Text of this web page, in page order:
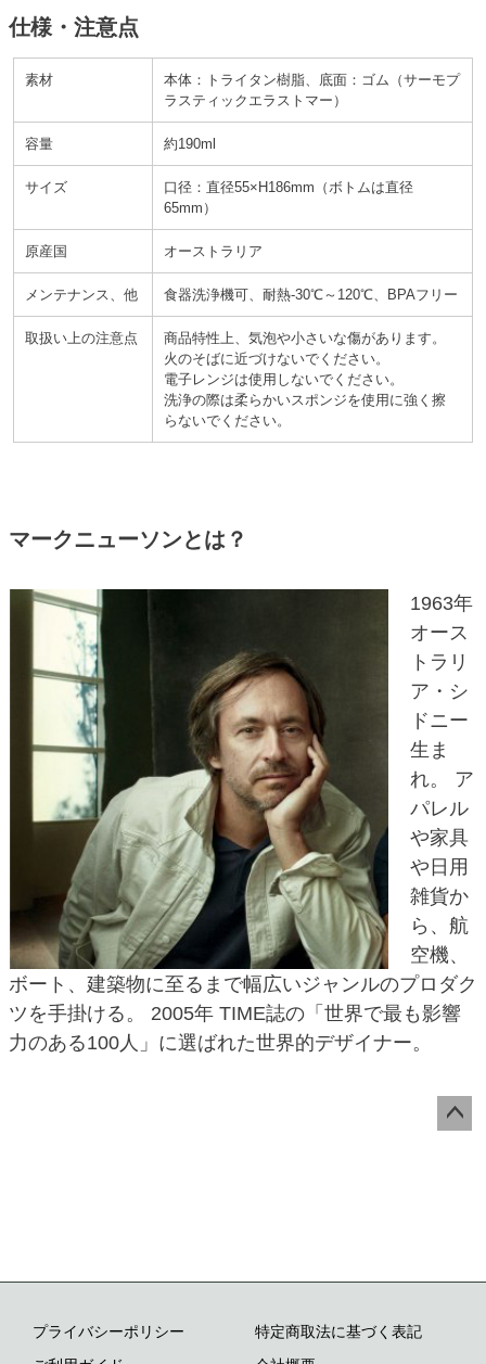
仕様・注意点
素材
本体：トライタン樹脂、底面：ゴム（サーモプ
ラスティックエラストマー）
容量 約190ml
サイズ
口径：直径55×H186mm（ボトムは直径
65mm）
原産国 オーストラリア
メンテナンス、他 食器洗浄機可、耐熱-30℃～120℃、BPAフリー
取扱い上の注意点
商品特性上、気泡や小さいな傷があります。
火のそばに近づけないでください。
電子レンジは使用しないでください。
洗浄の際は柔らかいスポンジを使用に強く擦
らないでください。
マークニューソンとは？
1963年
オース
トラリ
ア・シ
ドニー
生ま
れ。 ア
パレル
や家具
や日用
雑貨か
ら、航
空機、
ボート、建築物に至るまで幅広いジャンルのプロダク
ツを手掛ける。 2005年 TIME誌の「世界で最も影響
力のある100人」に選ばれた世界的デザイナー。
プライバシーポリシー
特定商取法に基づく表記